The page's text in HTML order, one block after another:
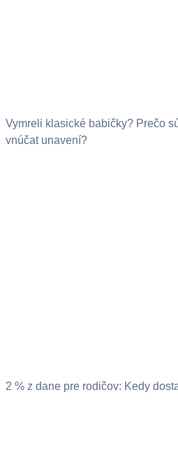
Vymreli klasické babičky? Prečo
vnúčat unavení?
2 % z dane pre rodičov: Kedy